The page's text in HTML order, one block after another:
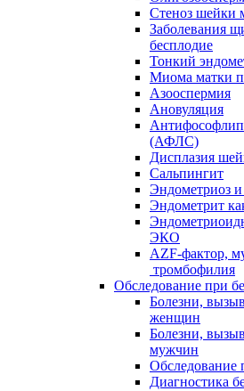
Стеноз шейки
Заболевания
бесплодие
Тонкий
Миома матки
Азооспермия
Ановуляция
(АФЛС)
Дисплазия
Сальпингит
Эндометриоз
Эндометрит
ЭКО
AZF-фактор,
тромбофилия
Обследование при
Болезни,
женщин
Болезни,
мужчин
Обследование
Диагностика